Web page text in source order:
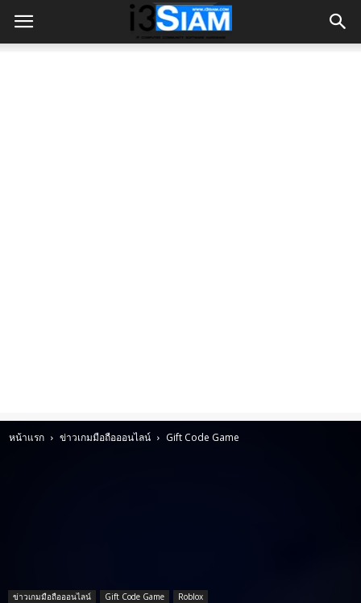
หน้าแรก ข่าวเกมมือถือออนไลน์ Gift Code Game
ข่าวเกมมือถือออนไลน์ Gift Code Game Roblox